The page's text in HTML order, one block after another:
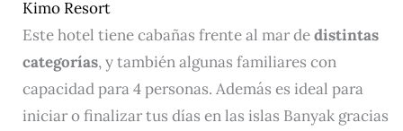
Kimo Resort
Este hotel tiene cabañas frente al mar dedistintas
categorías, y también algunas familiares con
capacidad para 4 personas. Además es ideal para
iniciar o finalizar tus días en las islas Banyak gracias